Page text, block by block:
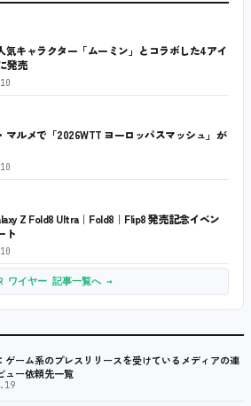
気キャラクター「ムーミン」とコラボした4アイ
発売
マルメで「2026WTT ヨーロッパスマッシュ」が
Z Fold8 Ultra｜Fold8｜Flip8 発売記念イベン
ト
ワイヤー 記事一覧へ →
ゲーム系のプレスリリースを受けているメディアの連
ュー依頼先一覧